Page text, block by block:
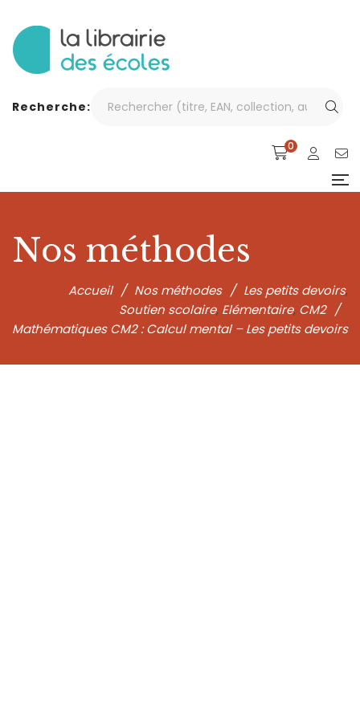
Recherche:
0
Nos méthodes
Accueil / Nos méthodes / Les petits devoirs,
Soutien scolaire, Elémentaire, CM2 /
Mathématiques CM2 : Calcul mental – Les petits devoirs